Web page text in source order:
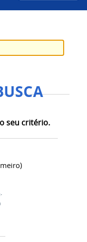
seu critério.